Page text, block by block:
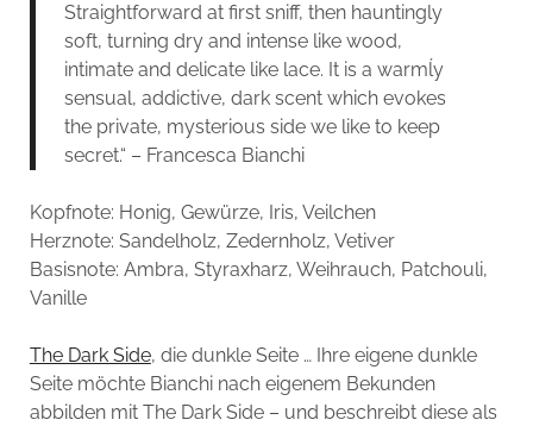
Straightforward at first sniff, then hauntingly
soft, turning dry and intense like wood,
intimate and delicate like lace. It is a warmĺy
sensual, addictive, dark scent which evokes
the private, mysterious side we like to keep
secret.“ – Francesca Bianchi
Kopfnote: Honig, Gewürze, Iris, Veilchen
Herznote: Sandelholz, Zedernholz, Vetiver
Basisnote: Ambra, Styraxharz, Weihrauch, Patchouli,
Vanille
The Dark Side, die dunkle Seite … Ihre eigene dunkle
Seite möchte Bianchi nach eigenem Bekunden
abbilden mit The Dark Side – und beschreibt diese als